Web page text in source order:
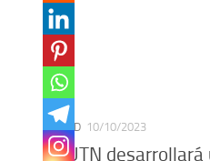
CIUDAD 10/10/2023
La UTN desarrollará